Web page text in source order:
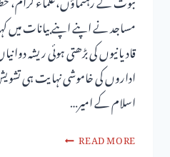
مساجد نے اپنے اپنے بیانات میں
قادیانیوں کی بڑھتی ہوئی ریشہ
اداروں کی خاموشی نہایت ہی
اسلام کے امیر…
READ MORE